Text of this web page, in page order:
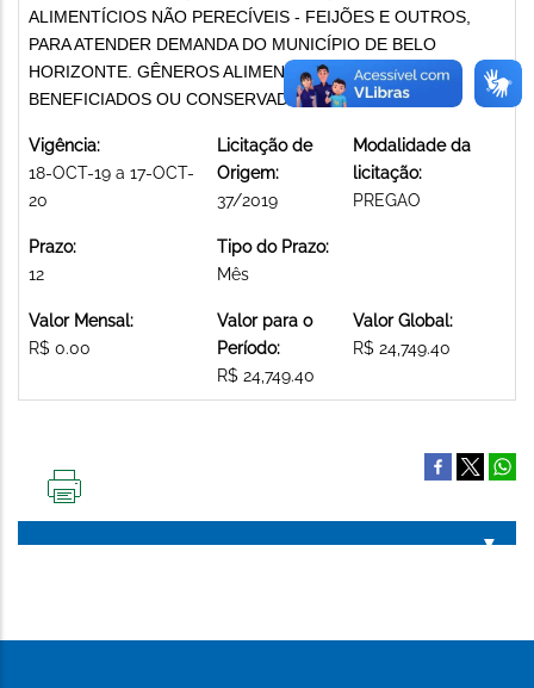
ALIMENTÍCIOS NÃO PERECÍVEIS - FEIJÕES E OUTROS,
PARA ATENDER DEMANDA DO MUNICÍPIO DE BELO
HORIZONTE. GÊNEROS ALIMENTÍCIOS NATURAIS,
BENEFICIADOS OU CONSERVADOS
Vigência:
18-OCT-19 a 17-OCT-
20
Licitação de
Origem:
37/2019
Modalidade da
licitação:
PREGAO
Prazo:
12
Tipo do Prazo:
Mês
Valor Mensal:
R$ 0.00
Valor para o
Período:
R$ 24,749.40
Valor Global:
R$ 24,749.40
PÁGINA